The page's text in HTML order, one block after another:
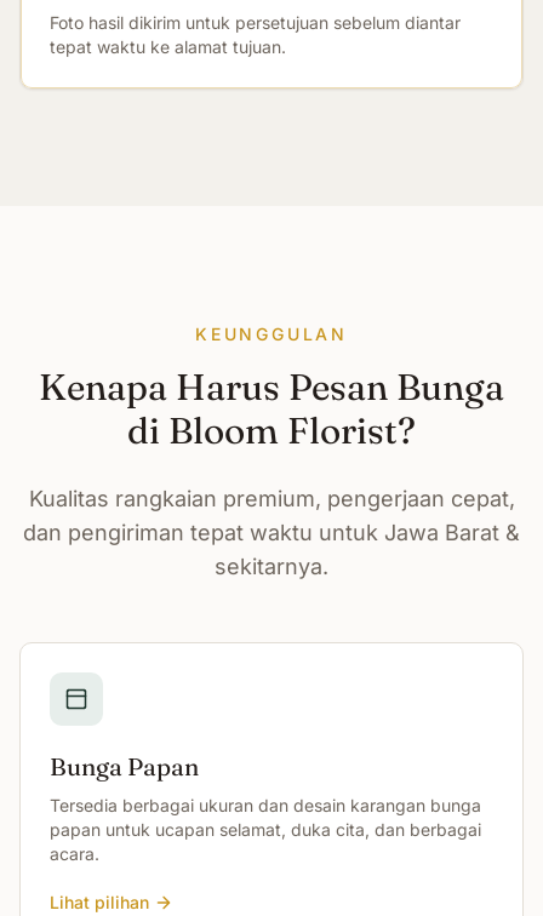
Foto hasil dikirim untuk persetujuan sebelum diantar
tepat waktu ke alamat tujuan.
KEUNGGULAN
Kenapa Harus Pesan Bunga
di Bloom Florist?
Kualitas rangkaian premium, pengerjaan cepat,
dan pengiriman tepat waktu untuk Jawa Barat &
sekitarnya.
Bunga Papan
Tersedia berbagai ukuran dan desain karangan bunga
papan untuk ucapan selamat, duka cita, dan berbagai
acara.
Lihat pilihan